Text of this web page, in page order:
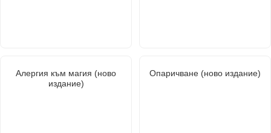
Алергия към магия (ново
издание)
Опаричване (ново издание)